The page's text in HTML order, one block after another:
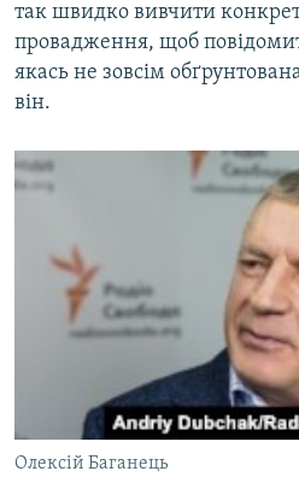
так швидко вивчити
провадження, щоб
якась не зовсім
він.
Олексій Баганець